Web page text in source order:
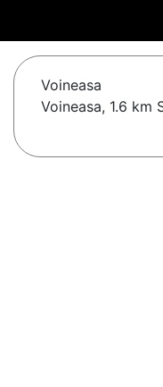
Voineasa
Voineasa, 1.6 km